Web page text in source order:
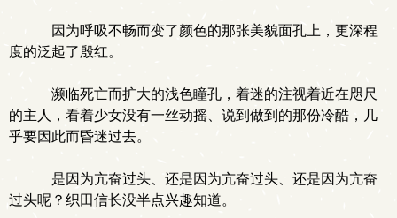
因为呼吸不畅而变了颜色的那张美貌面孔上，更深程
度的泛起了殷红。
濒临死亡而扩大的浅色瞳孔，着迷的注视着近在咫尺
的主人，看着少女没有一丝动摇、说到做到的那份冷酷，几
乎要因此而昏迷过去。
是因为亢奋过头、还是因为亢奋过头、还是因为亢奋
过头呢？织田信长没半点兴趣知道。